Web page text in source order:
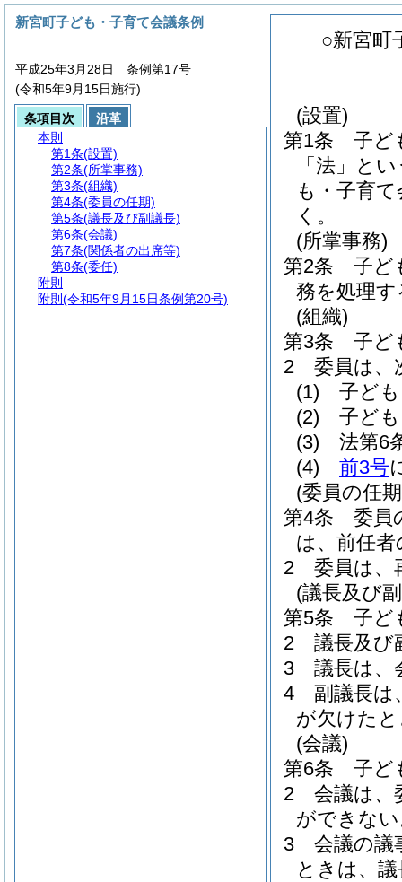
○新宮町
(設置)
第1条
子ど
「法」と
も・子育て
く。
(所掌事務)
第2条
子ど
務を処理
(組織)
第3条
子ど
2
委員は、
(1)
子ど
(2)
子ど
(3)
法第6
(4)
前3号
(委員の任
第4条
委員
は、前任
2
委員は、
(議長及び
第5条
子ど
2
議長及び
3
議長は、
4
副議長は
が欠けた
(会議)
第6条
子ど
2
会議は、
ができな
3
会議の議
ときは、
新宮町子ども・子育て会議条例
平成25年3月28日 条例第17号
(令和5年9月15日施行)
条項目次
沿革
本則
第1条(設置)
第2条(所掌事務)
第3条(組織)
第4条(委員の任期)
第5条(議長及び副議長)
第6条(会議)
第7条(関係者の出席等)
第8条(委任)
附則
附則 (令和5年9月15日条例第20号)